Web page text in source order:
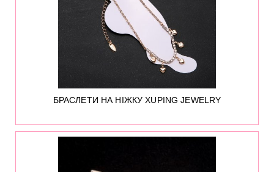
БРАСЛЕТИ НА НІЖКУ XUPING JEWELRY